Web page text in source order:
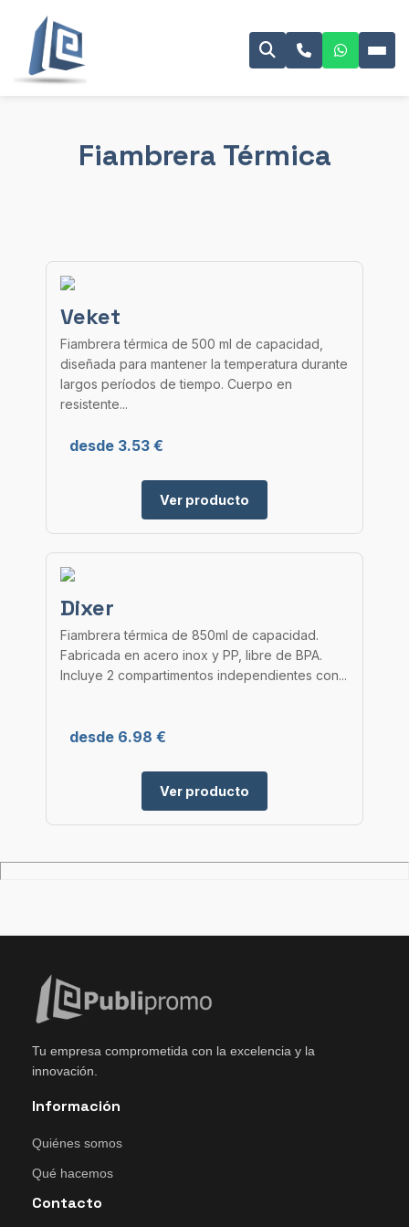
Fiambrera Térmica
Veket
Fiambrera térmica de 500 ml de capacidad,
diseñada para mantener la temperatura durante
largos períodos de tiempo. Cuerpo en
resistente...
desde 3.53 €
Ver producto
Dixer
Fiambrera térmica de 850ml de capacidad.
Fabricada en acero inox y PP, libre de BPA.
Incluye 2 compartimentos independientes con...
desde 6.98 €
Ver producto
Tu empresa comprometida con la excelencia y la
innovación.
Información
Quiénes somos
Qué hacemos
Contacto